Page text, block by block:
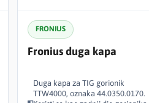
FRONIUS
Fronius duga kapa
Duga kapa za TIG gorionik
TTW4000, oznaka 44.0350.0170.